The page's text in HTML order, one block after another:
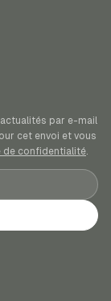
par e-mail
cet envoi et vous
de confidentialité.